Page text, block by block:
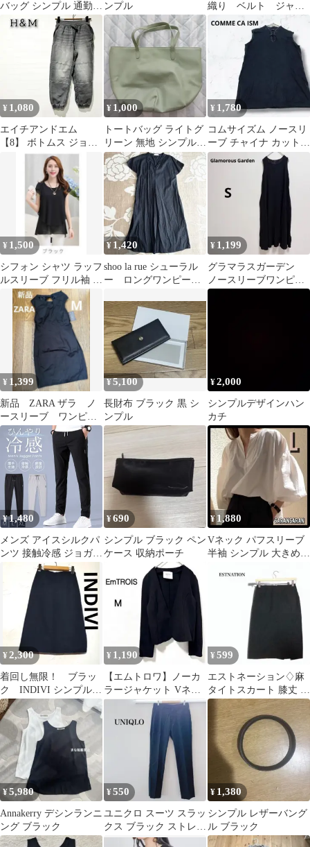
バッグ シンプル 通勤
就活
ンプル
織り ベルト ジャケ
ット ノースリーブ
無地 シンプル 夏
¥ 1,080
エイチアンドエム
【8】 ボトムス ジョガ
ーパンツ シンプル 無地
¥ 1,000
トートバッグ ライトグ
リーン 無地 シンプル未
使用
¥ 1,780
コムサイズム ノースリ
ーブ チャイナ カットソ
ー スリット シンプル
¥ 1,500
シフォン シャツ ラッフ
ルスリーブ フリル袖 無
地 レディース シンプル
¥ 1,420
shoo la rue シューラル
ー ロングワンピー
¥ 1,199
グラマラスガーデン
ノースリーブワンピー
ス ブラック リネン シ
¥ 1,399
新品 ZARA ザラ ノ
ースリーブ ワンピー
ス 無地 シンプル
M ミニ
¥5,100
長財布 ブラック 黒 シ
ンプル
¥2,000
シンプルデザインハン
カチ
¥1,480
メンズ アイスシルクパ
ンツ 接触冷感 ジョガー
パンツ 2カラー 3サイズ
冷感パンツ カジュアル
パンツ イージーパンツ
涼感パンツ ボトムス 軽
量 薄手 さらさら ひん
やり 涼しい 夏用 伸縮
動きやすい ゆったり ウ
エストゴム シンプル 無
地 日常使い
¥690
シンプル ブラック ペン
ケース 収納ポーチ
¥ 1,880
Vネック パフスリーブ
半袖 シンプル 大きめの
ウス e
¥2,300
着回し無限！ ブラッ
ク INDIVI シンプル膝
下スカート 38 通勤
¥ 1,190
【エムトロワ】ノーカ
ラージャケット Vネッ
ク シンプル ブラック
¥599
エストネーション♢麻
タイトスカート 膝丈 黒
スリット シンプル 無地
¥5,980
Annakerry デシンランニ
ング ブラック
¥550
ユニクロ スーツ スラッ
クス ブラック ストレー
ト シンプル 無地 フォ
¥ 1,380
シンプル レザーバング
ル ブラック